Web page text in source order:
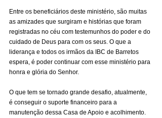
Entre os beneficiários deste ministério, são muitas
as amizades que surgiram e histórias que foram
registradas no céu com testemunhos do poder e do
cuidado de Deus para com os seus. O que a
liderança e todos os irmãos da IBC de Barretos
espera, é poder continuar com esse ministério para
honra e glória do Senhor.
O que tem se tornado grande desafio, atualmente,
é conseguir o suporte financeiro para a
manutenção dessa Casa de Apoio e acolhimento.